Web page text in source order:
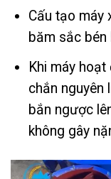
Cấu tạo máy
băm sắc
Khi máy
chắn nguyên
bắn ngược
không gây